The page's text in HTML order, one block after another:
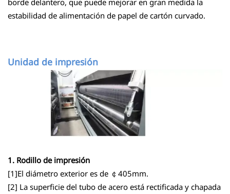
borde delantero, que puede mejorar en gran medida la
estabilidad de alimentación de papel de cartón curvado.
Unidad de impresión
1. Rodillo de impresión
[1]El diámetro exterior es de ￠405mm.
[2] La superficie del tubo de acero está rectificada y chapada